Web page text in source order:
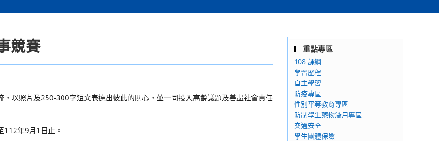
競賽
以照片及250-300字短文表達出彼此的關心，並一同投入高齡議題及善盡社會責任
112年9月1日止。
重點專區
108 課綱
學習歷程
自主學習
防疫專區
性別平等教育專區
防制學生藥物濫用專區
交通安全
學生團體保險